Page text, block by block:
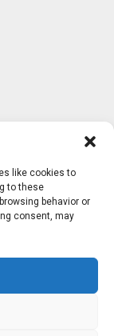
like cookies to
to these
behavior or
consent, may